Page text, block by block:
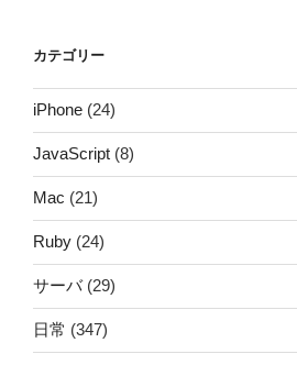
カテゴリー
iPhone (24)
JavaScript (8)
Mac (21)
Ruby (24)
サーバ(29)
日常 (347)